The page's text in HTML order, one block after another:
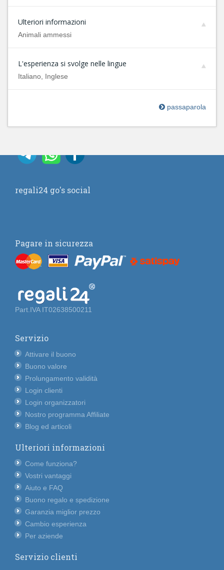
Ulteriori informazioni
Animali ammessi
L'esperienza si svolge nelle lingue
Italiano, Inglese
passaparola
regali24 go's social
Pagare in sicurezza
Part.IVA IT02638500211
Servizio
Attivare il buono
Buono valore
Prolungamento validità
Login clienti
Login organizzatori
Nostro programma Affiliate
Blog ed articoli
Ulteriori informazioni
Come funziona?
Vostri vantaggi
Aiuto e FAQ
Buono regalo e spedizione
Garanzia miglior prezzo
Cambio esperienza
Per aziende
Servizio clienti